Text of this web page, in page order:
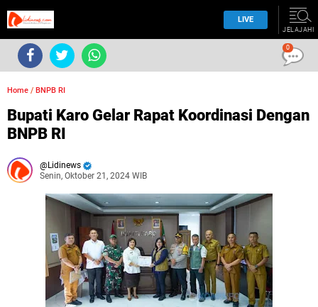
LIVE
JELAJAHI
Home / BNPB RI
Bupati Karo Gelar Rapat Koordinasi Dengan
BNPB RI
Lidinews
Senin, Oktober 21, 2024 WIB
0